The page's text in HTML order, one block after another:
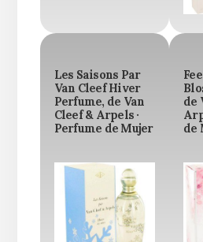
Les Saisons Par
Van Cleef Hiver
Perfume, de Van
Cleef & Arpels ·
Perfume de Mujer
de
de